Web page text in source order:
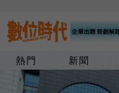
熱門 新聞